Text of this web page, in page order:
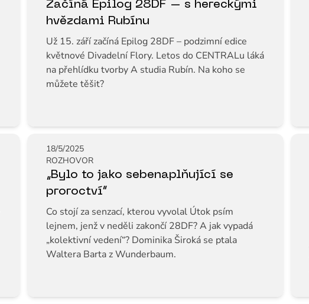
Začíná Epilog 28DF – s hereckými
hvězdami Rubínu
Už 15. září začíná Epilog 28DF – podzimní edice
květnové Divadelní Flory. Letos do CENTRALu láká
na přehlídku tvorby A studia Rubín. Na koho se
můžete těšit?
18/5/2025
ROZHOVOR
„Bylo to jako sebenaplňující se
proroctví“
Co stojí za senzací, kterou vyvolal Útok psím
lejnem, jenž v neděli zakončí 28DF? A jak vypadá
„kolektivní vedení“? Dominika Široká se ptala
Waltera Barta z Wunderbaum.